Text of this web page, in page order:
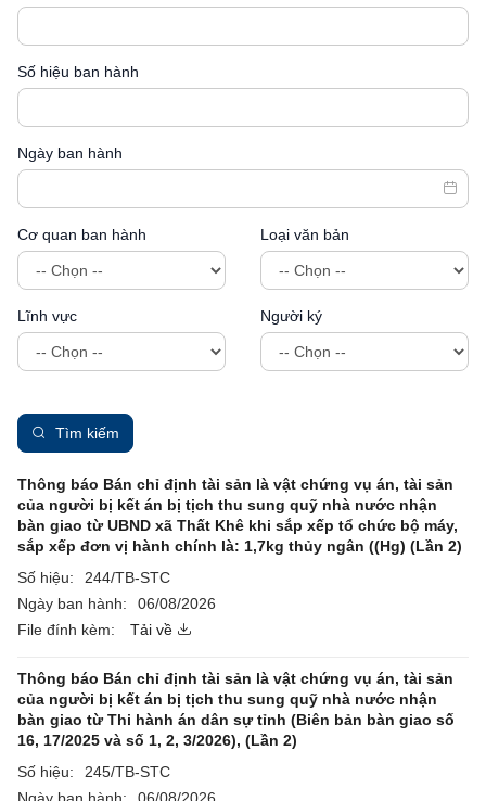
Số hiệu ban hành
Ngày ban hành
Cơ quan ban hành Loại văn bản
Lĩnh vực Người ký
Tìm kiếm
Thông báo Bán chỉ định tài sản là vật chứng vụ án, tài sản
của người bị kết án bị tịch thu sung quỹ nhà nước nhận
bàn giao từ UBND xã Thất Khê khi sắp xếp tổ chức bộ máy,
sắp xếp đơn vị hành chính là: 1,7kg thủy ngân ((Hg) (Lần 2)
Số hiệu:
244/TB-STC
Ngày ban hành:
06/08/2026
File đính kèm:
Tải về
Thông báo Bán chỉ định tài sản là vật chứng vụ án, tài sản
của người bị kết án bị tịch thu sung quỹ nhà nước nhận
bàn giao từ Thi hành án dân sự tỉnh (Biên bản bàn giao số
16, 17/2025 và số 1, 2, 3/2026), (Lần 2)
Số hiệu:
245/TB-STC